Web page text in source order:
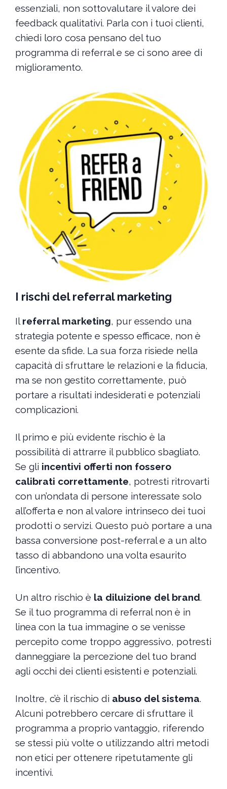
essenziali, non sottovalutare il valore dei
feedback qualitativi. Parla con i tuoi clienti,
chiedi loro cosa pensano del tuo
programma di referral e se ci sono aree di
miglioramento.
I rischi del referral marketing
Il referral marketing, pur essendo una
strategia potente e spesso efficace, non è
esente da sfide. La sua forza risiede nella
capacità di sfruttare le relazioni e la fiducia,
ma se non gestito correttamente, può
portare a risultati indesiderati e potenziali
complicazioni.
Il primo e più evidente rischio è la
possibilità di attrarre il pubblico sbagliato.
Se gli incentivi offerti non fossero
calibrati correttamente, potresti ritrovarti
con un’ondata di persone interessate solo
all’offerta e non al valore intrinseco dei tuoi
prodotti o servizi. Questo può portare a una
bassa conversione post-referral e a un alto
tasso di abbandono una volta esaurito
l’incentivo.
Un altro rischio è la diluizione del brand.
Se il tuo programma di referral non è in
linea con la tua immagine o se venisse
percepito come troppo aggressivo, potresti
danneggiare la percezione del tuo brand
agli occhi dei clienti esistenti e potenziali.
Inoltre, c’è il rischio di abuso del sistema.
Alcuni potrebbero cercare di sfruttare il
programma a proprio vantaggio, riferendo
se stessi più volte o utilizzando altri metodi
non etici per ottenere ripetutamente gli
incentivi.